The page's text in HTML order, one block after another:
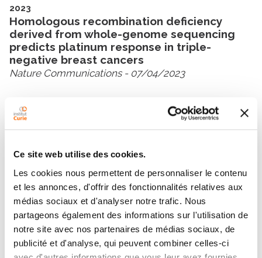
Ce site web utilise des cookies.
Les cookies nous permettent de personnaliser le contenu
et les annonces, d'offrir des fonctionnalités relatives aux
médias sociaux et d'analyser notre trafic. Nous
partageons également des informations sur l'utilisation de
notre site avec nos partenaires de médias sociaux, de
publicité et d'analyse, qui peuvent combiner celles-ci
2023
Homologous recombination deficiency
derived from whole-genome sequencing
predicts platinum response in triple-
negative breast cancers
Nature Communications- 07/04/2023
2022
Microsatellite instability detection in breast
cancer using drop-off droplet digital PCR
Voir toutes ses publications